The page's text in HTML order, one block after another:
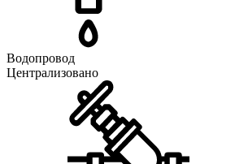
Водопровод
Централизовано